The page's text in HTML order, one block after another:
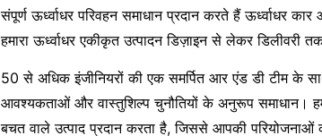
संपूर्ण ऊर्ध्वाधर परिवहन समाधान प्रदान करते हैंऊर्ध्वाधर
हमारा ऊर्ध्वाधर एकीकृत उत्पादन डिज़ाइन से लेकर डिलीवरी
50 से अधिक इंजीनियरों की एक समर्पित आर एंड डी टीम के
आवश्यकताओं और वास्तुशिल्प चुनौतियों के अनुरूप समाधान।
बचत वाले उत्पाद प्रदान करता है, जिससे आपकी परियोजनाओं